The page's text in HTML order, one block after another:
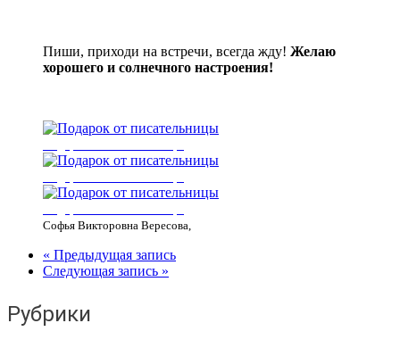
Пиши, приходи на встречи, всегда жду! Желаю
хорошего и солнечного настроения!
Софья Викторовна Вересова,
« Предыдущая запись
Следующая запись »
Рубрики